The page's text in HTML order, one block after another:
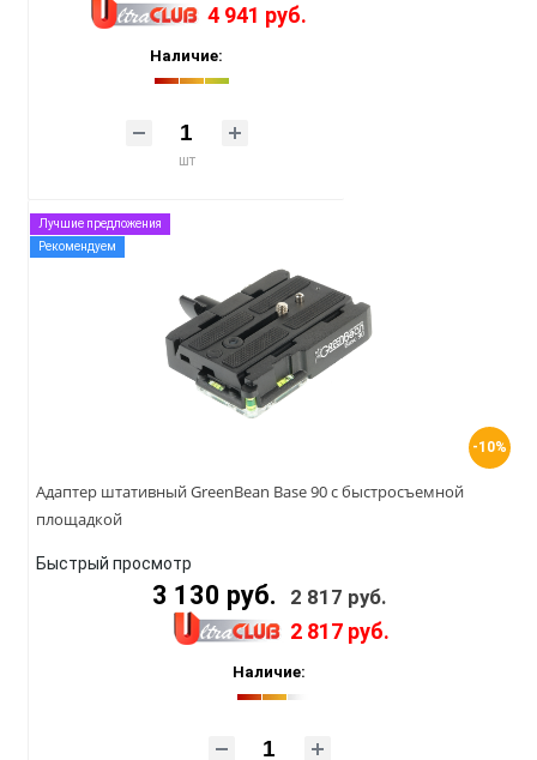
4 941 руб.
Наличие:
шт
-10%
Лучшие предложения
Рекомендуем
Адаптер штативный GreenBean Base 90 с быстросъемной
площадкой
Быстрый просмотр
3 130 руб. 2 817 руб.
2 817 руб.
Наличие: